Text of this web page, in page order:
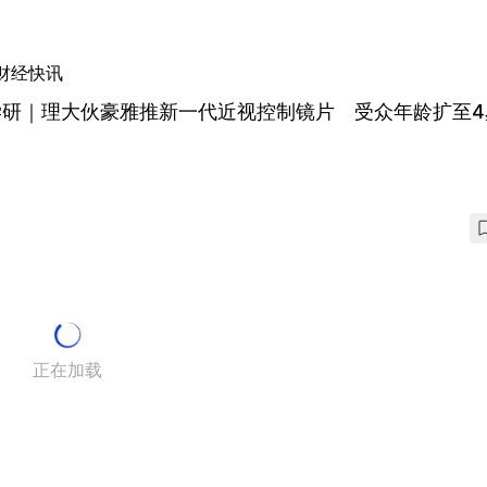
经快讯
｜理大伙豪雅推新一代近视控制镜片 受众年龄扩至
正在加载